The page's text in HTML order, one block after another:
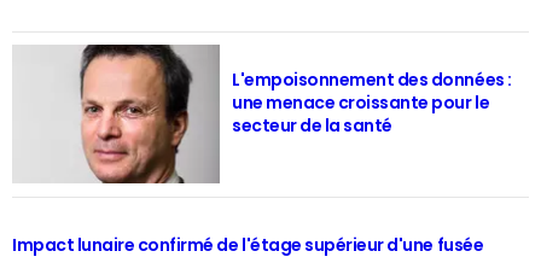
L'empoisonnement des données :
une menace croissante pour le
secteur de la santé
Impact lunaire confirmé de l'étage supérieur d'une fusée